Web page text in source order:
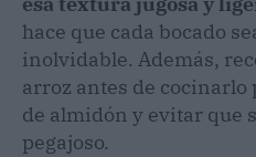
hace que cada bocado
inolvidable. Además,
arroz antes de
de almidón y evitar que
pegajoso.